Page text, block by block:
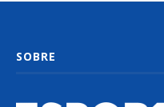
SOBRE